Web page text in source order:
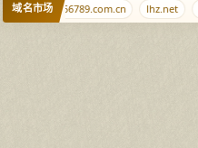
域名市场 456789.com.cn lhz.net